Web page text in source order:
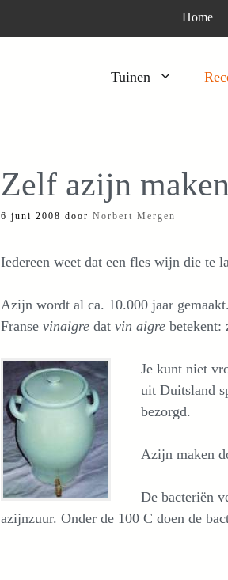
Home
Tuinen
Kruiden
Moestuin
Zelf azijn maken
6 juni 2008 door Norbert Mergen
Iedereen weet dat een fles wijn die te
Azijn wordt al ca. 10.000 jaar
Franse vinaigre dat vin aigre betekent:
Je kunt niet
uit Duitsland
bezorgd.
Azijn maken
De bacteriën
azijnzuur. Onder de 100 C doen de